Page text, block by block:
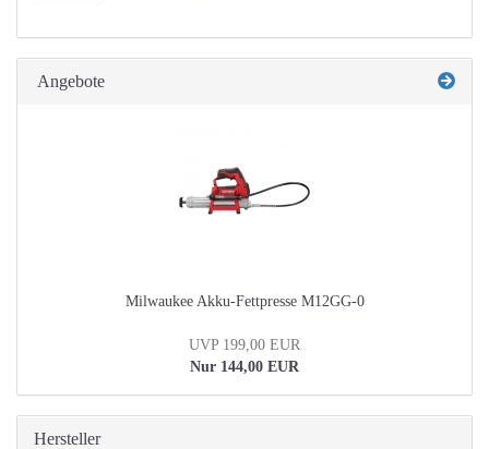
Angebote
Milwaukee Akku-Fettpresse M12GG-0
UVP 199,00 EUR
Nur 144,00 EUR
Hersteller